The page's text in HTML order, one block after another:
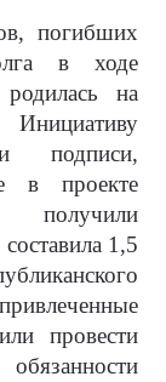
погибших
в ходе
на
подписи,
в проекте
1,5
провести